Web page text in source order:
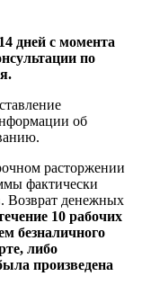
дней с момента
по
об
расторжении
фактически
Возврат денежных
10 рабочих
безналичного
либо
произведена